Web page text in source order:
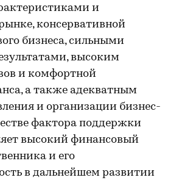
и
консервативной
бизнеса, сильными
высоким
и комфортной
а также адекватным
и организации бизнес-
фактора поддержки
высокий финансовый
и его
в дальнейшем развитии